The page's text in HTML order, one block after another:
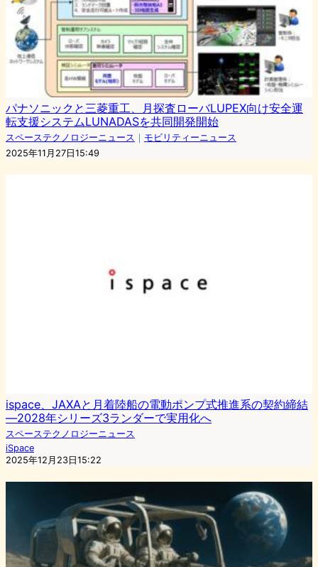
パナソニックと三菱重工、月探査ローバLUPEX向け安全運
転支援システムLUNADASを共同開発開始
スペーステクノロジーニュース ｜ モビリティーニュース
2025年11月27日15:49
ispace、JAXAと月着陸船の電動ポンプ式推進系の契約締結
―2028年シリーズ3ランダーで実用化へ
スペーステクノロジーニュース
iSpace
2025年12月23日15:22